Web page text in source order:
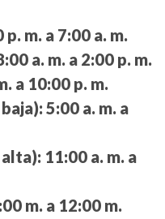
p. m. a 7:00 a. m.
a. m. a 2:00 p. m.
a 10:00 p. m.
5:00 a. m. a
11:00 a. m. a
m. a 12:00 m.